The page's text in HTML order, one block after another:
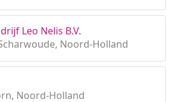
Leo Nelis B.V.
Noord-Holland
Noord-Holland